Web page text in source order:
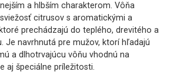
a hlbším charakterom. Vôňa
citrusov s aromatickými a
prechádzajú do teplého, drevitého a
Je navrhnutá pre mužov, ktorí hľadajú
a dlhotrvajúcu vôňu vhodnú na
aj špeciálne príležitosti.